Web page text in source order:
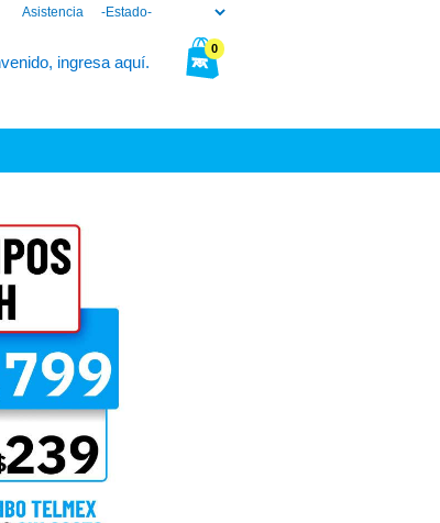
Asistencia
0
ingresa aquí.